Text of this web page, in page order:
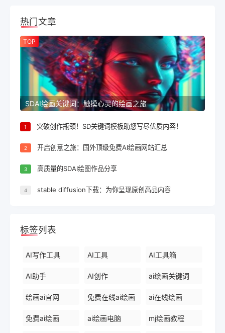
热门文章
TOP
SDAI绘画关键词：触摸心灵的绘画之旅
1 突破创作瓶颈！SD关键词模板助您写尽优质内容！
2 开启创意之旅：国外顶级免费AI绘画网站汇总
3 高质量的SDAI绘图作品分享
4 stable diffusion下载：为你呈现原创高品内容
标签列表
AI写作工具 AI工具 AI工具箱
AI助手 AI创作 ai绘画关键词
绘画ai官网 免费在线ai绘画 ai在线绘画
免费ai绘画 ai绘画电脑 mj绘画教程